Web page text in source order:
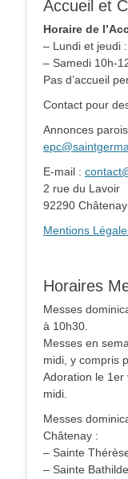
Accueil et
Horaire de
– Lundi et jeudi :
– Samedi 10h-
Pas d’accueil
Contact pour
Annonces
E-mail :
2 rue du Lavoir
92290
Mentions
Horaires
Messes
à 10h30.
Messes en
midi, y compris
Adoration le 1er
midi.
Messes
Châtenay :
– Sainte
– Sainte